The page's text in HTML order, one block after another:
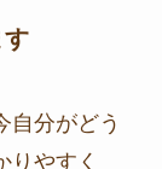
自分がどう
りやすく